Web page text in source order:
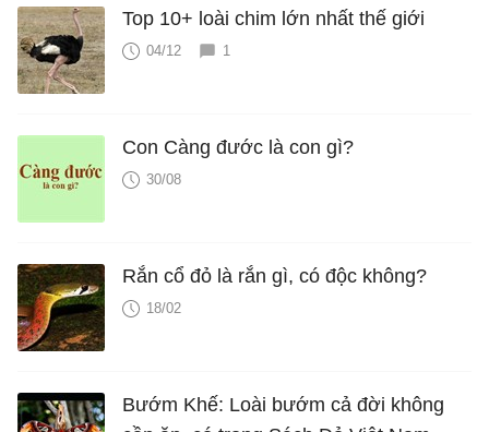
Top 10+ loài chim lớn nhất thế giới
04/12 1
Con Càng đước là con gì?
30/08
Rắn cổ đỏ là rắn gì, có độc không?
18/02
Bướm Khế: Loài bướm cả đời không